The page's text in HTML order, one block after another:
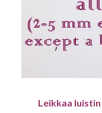
Leikkaa